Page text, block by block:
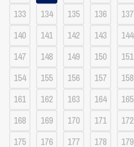
133 134 135 136 137
140
141 142 143 144
147
148 149 150 151
154
155 156 157 158
161
162 163 164 165
168
169 170 171 172
175
176 177 178 179